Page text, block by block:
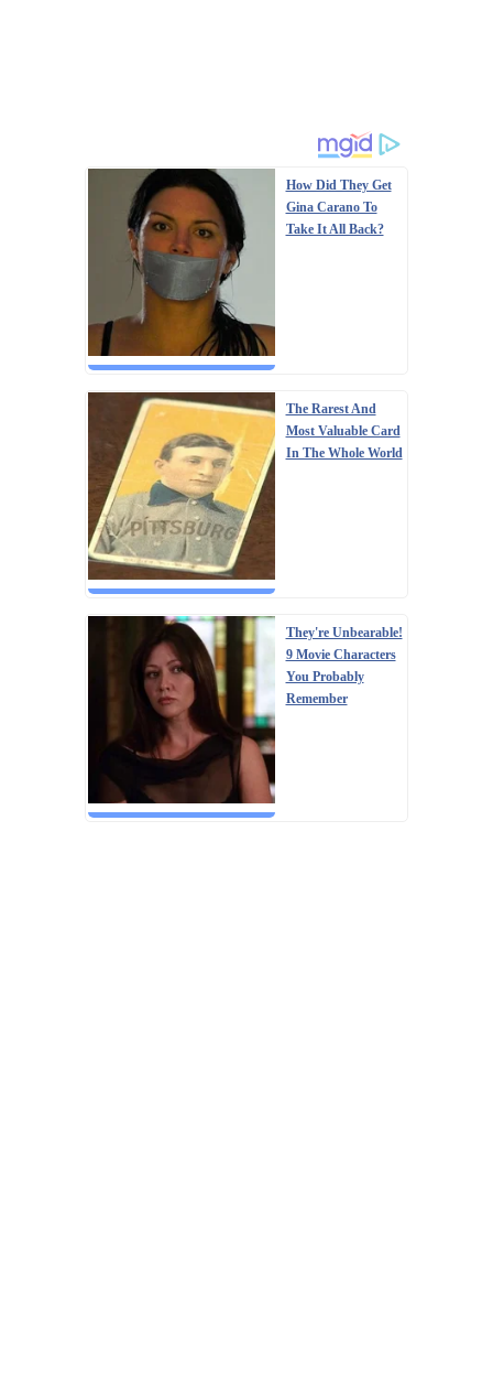
How Did They Get
Gina Carano To
Take It All Back?
The Rarest And
Most Valuable Card
In The Whole World
They're Unbearable!
9 Movie Characters
You Probably
Remember